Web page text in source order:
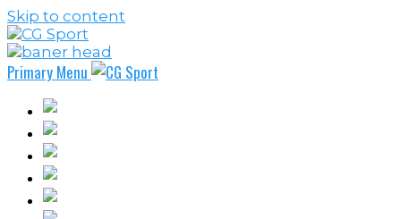
Skip to content
Primary Menu